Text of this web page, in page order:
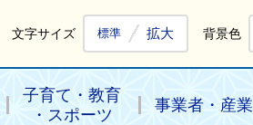
文字サイズ 標準 拡大 背景色
子育て・教育
・スポーツ
事業者・産業